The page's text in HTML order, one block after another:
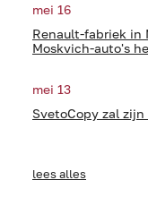
mei 16
Renault-fabriek in
Moskvich-auto's
mei 13
SvetoCopy zal
lees alles